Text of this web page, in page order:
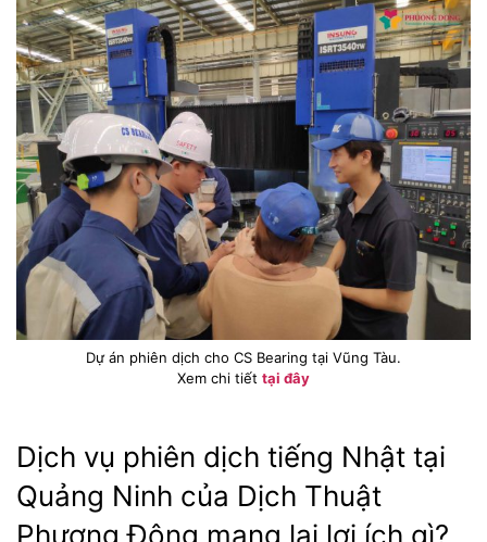
Dịch vụ phiên dịch tiếng Nhật tại
Quảng Ninh của Dịch Thuật
Phương Đông mang lại lợi ích gì?
Dự án phiên dịch cho CS Bearing tại Vũng Tàu.
Xem chi tiết tại đây